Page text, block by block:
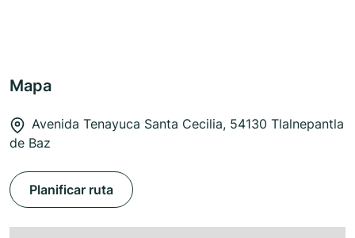
Mapa
Avenida Tenayuca Santa Cecilia, 54130 Tlalnepantla
de Baz
Planificar ruta